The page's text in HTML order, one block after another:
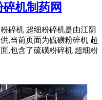
机制药网
碎机 超细粉碎机是由江阴
,当前页面为硫磺粉碎机 超
,包含了硫磺粉碎机 超细粉